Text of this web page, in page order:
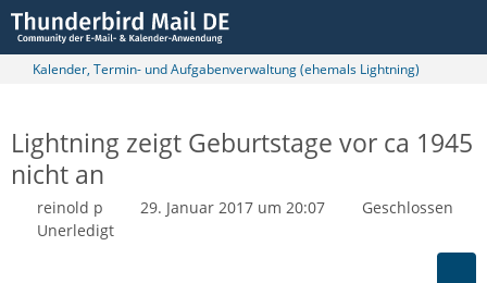
Kalender, Termin- und Aufgabenverwaltung (ehemals Lightning)
Lightning zeigt Geburtstage vor ca 1945
nicht an
reinold p 29. Januar 2017 um 20:07
Geschlossen
Unerledigt